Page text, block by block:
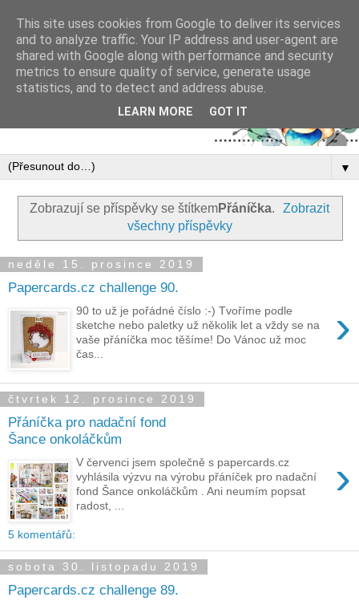
▼
Zobrazují se příspěvky se štítkemPřáníčka.
Zobrazit
všechny příspěvky
neděle 15. prosince 2019
Papercards.cz challenge 90.
›
90 to už je pořádné číslo :-) Tvoříme podle
sketche nebo paletky už několik let a vždy se na
vaše přáníčka moc těšíme! Do Vánoc už moc
čas...
čtvrtek 12. prosince 2019
Přáníčka pro nadační fond
Šance onkoláčkům
›
V červenci jsem společně s papercards.cz
vyhlásila výzvu na výrobu přáníček pro nadační
fond Šance onkoláčkům . Ani neumím popsat
radost, ...
5 komentářů:
sobota 30. listopadu 2019
Papercards.cz challenge 89.
This site uses cookies from Google to deliver its services
and to analyze traffic. Your IP address and user-agent are
shared with Google along with performance and security
metrics to ensure quality of service, generate usage
statistics, and to detect and address abuse.
LEARN MORE GOT IT